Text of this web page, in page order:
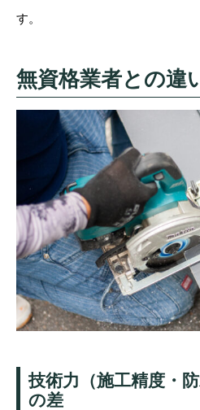
す。
無資格業者との違
技術力（施工精度・
の差